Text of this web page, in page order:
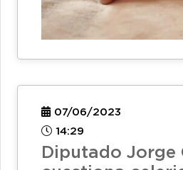
07/06/2023
14:29
Diputado Jorge